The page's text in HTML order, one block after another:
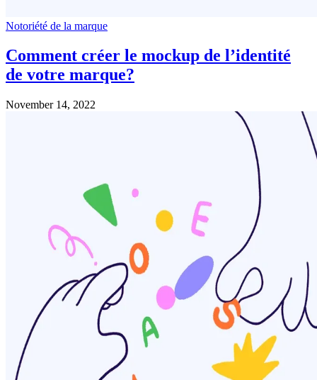
Notoriété de la marque
Comment créer le mockup de l’identité
de votre marque?
November 14, 2022